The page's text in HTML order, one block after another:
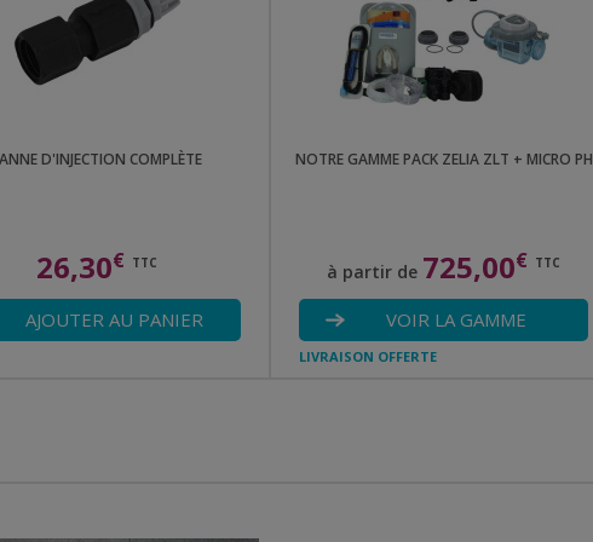
D'INJECTION COMPLÈTE
26,30€ TTC
AJOUTER AU PANIER
NOTRE GAMME PACK ZELIA ZLT + MICRO PH
à partir de 725,00€ TTC
VOIR LA GAMME
LIVRAISON OFFERTE